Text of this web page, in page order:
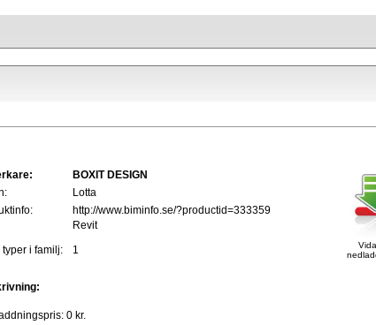
BOXIT DESIGN
Lotta
http://www.biminfo.se/?productid=333359
Revit
typer i familj:
1
0 kr.